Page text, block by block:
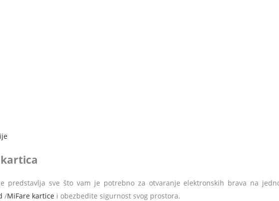
predstavlja sve što vam je potrebno za otvaranje elektronskih brava na
/MiFare kartice i obezbedite sigurnost svog prostora.